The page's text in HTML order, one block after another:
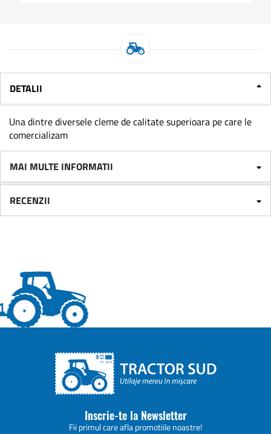
DETALII
Una dintre diversele cleme de calitate superioara pe care le
comercializam
MAI MULTE INFORMATII
RECENZII
Inscrie-te la Newsletter
Fii primul care afla promotiile noastre!